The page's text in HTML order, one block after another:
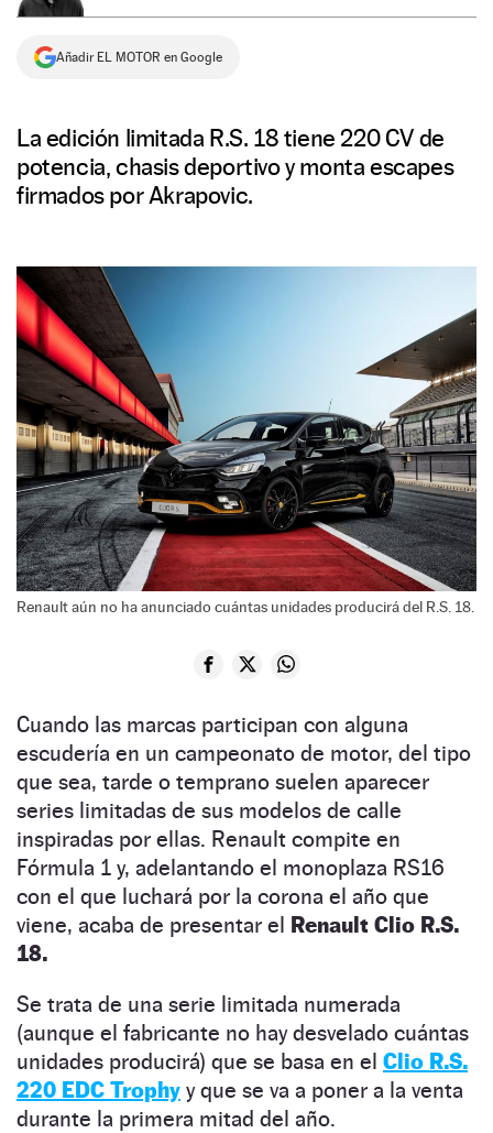
Añadir EL MOTOR en Google
La edición limitada R.S. 18 tiene 220 CV de
potencia, chasis deportivo y monta escapes
firmados por Akrapovic.
Renault aún no ha anunciado cuántas unidades producirá del R.S. 18.
Cuando las marcas participan con alguna
escudería en un campeonato de motor, del tipo
que sea, tarde o temprano suelen aparecer
series limitadas de sus modelos de calle
inspiradas por ellas. Renault compite en
Fórmula 1 y, adelantando el monoplaza RS16
con el que luchará por la corona el año que
viene, acaba de presentar el Renault Clio R.S.
18.
Se trata de una serie limitada numerada
(aunque el fabricante no hay desvelado cuántas
unidades producirá) que se basa en el Clio R.S.
220 EDC Trophy y que se va a poner a la venta
durante la primera mitad del año.